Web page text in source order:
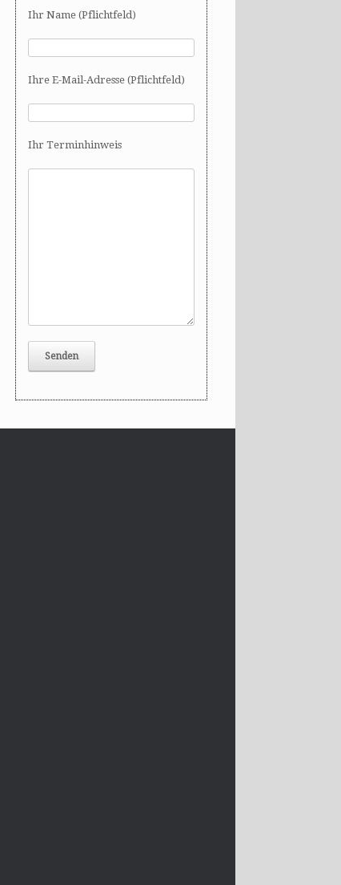
Ihr Name (Pflichtfeld)
Ihre E-Mail-Adresse (Pflichtfeld)
Ihr Terminhinweis